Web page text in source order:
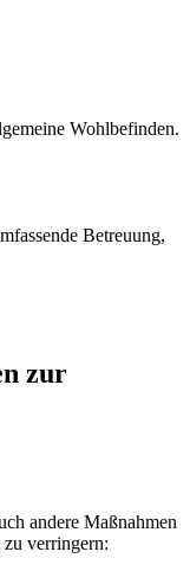
Wohlbefinden.
Betreuung,
zur
andere Maßnahmen
verringern: